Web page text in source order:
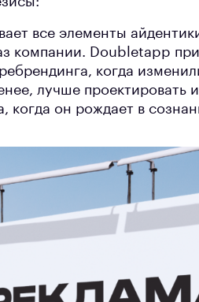
все элементы
компании. Doubletapp
когда
лучше проектировать
когда он рождает в